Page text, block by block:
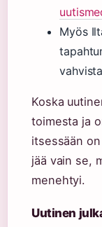
Myös
Koska
toimesta ja
itsessään
jää vain se,
menehtyi.
Uutinen